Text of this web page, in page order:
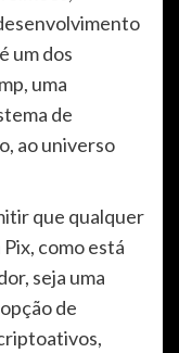
um dos
uma
de
ao universo
que qualquer
como está
seja uma
de